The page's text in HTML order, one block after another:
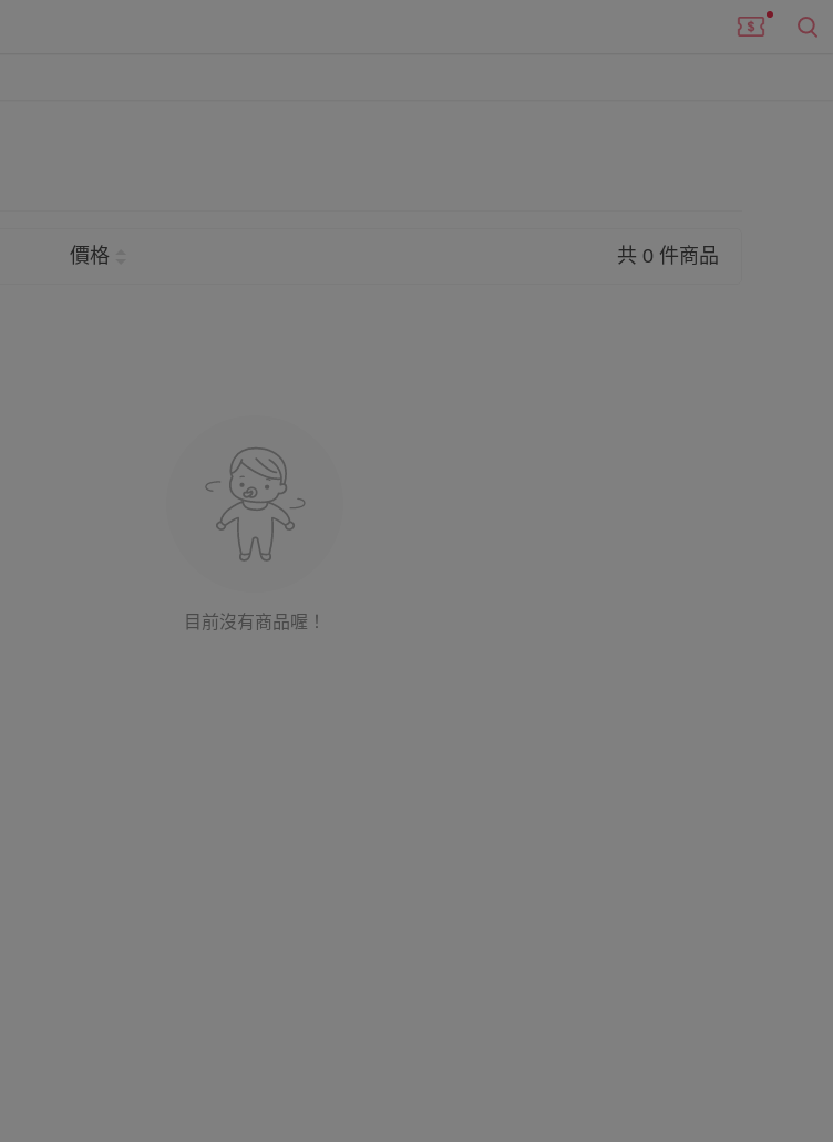
價格 共 0 件商品
目前沒有商品喔！